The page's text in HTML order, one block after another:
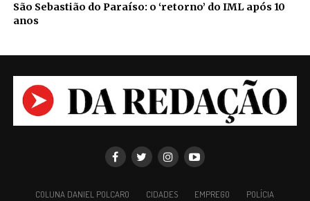
São Sebastião do Paraíso: o ‘retorno’ do IML após 10
anos
COLUNA DANIEL POLCARO CIDADES EMPREGO POLÍCIA